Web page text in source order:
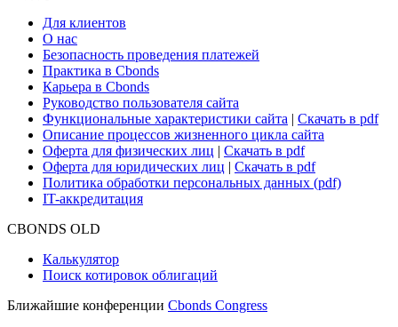
Глоссарий
Поддержка
Для клиентов
О нас
Безопасность проведения платежей
Практика в Cbonds
Карьера в Cbonds
Руководство пользователя сайта
Функциональные характеристики сайта|Скачать в pdf
Описание процессов жизненного цикла сайта
Оферта для физических лиц
Оферта для юридических лиц
IT-аккредитация